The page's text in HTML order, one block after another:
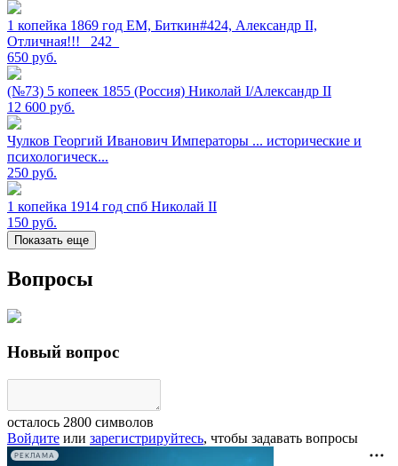
1 копейка 1869 год ЕМ, Биткин#424, Александр II,
Отличная!!! _242_
650 руб.
(№73) 5 копеек 1855 (Россия) Николай I/Александр II
12 600 руб.
Чулков Георгий Иванович Императоры ... исторические и
психологическ...
250 руб.
1 копейка 1914 год спб Николай II
150 руб.
Показать еще
Вопросы
Новый вопрос
осталось 2800 символов
Войдите или зарегистрируйтесь, чтобы задавать вопросы
РЕКЛАМА